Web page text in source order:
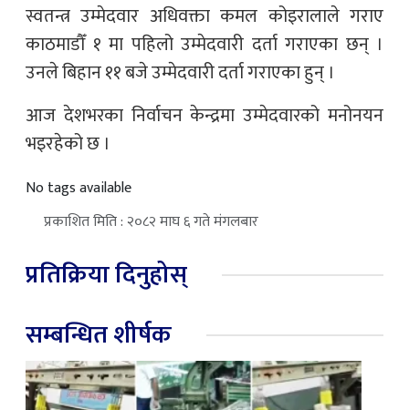
स्वतन्त्र उम्मेदवार अधिवक्ता कमल कोइरालाले गराए
काठमाडौँ १ मा पहिलो उम्मेदवारी दर्ता गराएका छन् ।
उनले बिहान ११ बजे उम्मेदवारी दर्ता गराएका हुन् ।
आज देशभरका निर्वाचन केन्द्रमा उम्मेदवारको मनोनयन
भइरहेको छ ।
No tags available
प्रकाशित मिति : २०८२ माघ ६ गते मंगलबार
प्रतिक्रिया दिनुहोस्
सम्बन्धित शीर्षक